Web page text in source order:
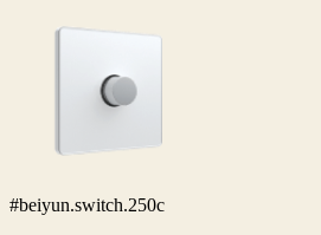
#beiyun.switch.250c